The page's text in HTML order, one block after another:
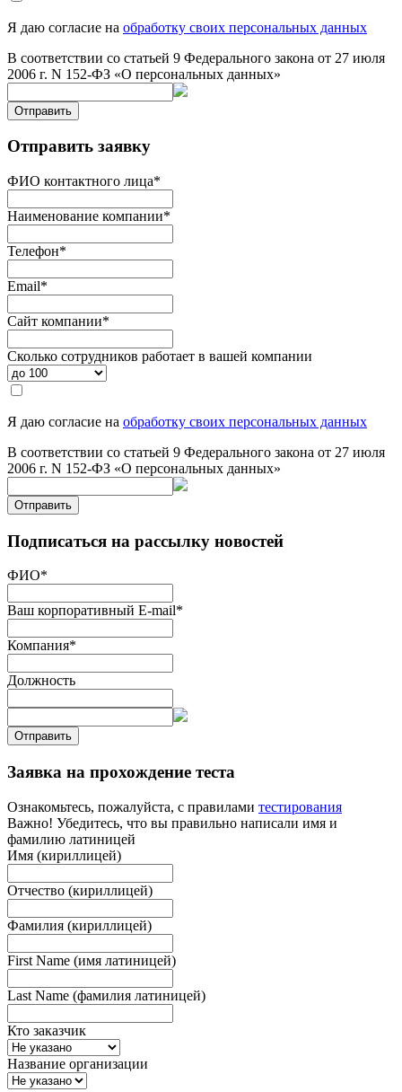
Я даю согласие на обработку своих персональных данных
В соответствии со статьей 9 Федерального закона от 27 июля
2006 г. N 152-ФЗ «О персональных данных»
Отправить
Отправить заявку
ФИО контактного лица*
Наименование компании*
Телефон*
Email*
Сайт компании*
Сколько сотрудников работает в вашей компании
Я даю согласие на обработку своих персональных данных
В соответствии со статьей 9 Федерального закона от 27 июля
2006 г. N 152-ФЗ «О персональных данных»
Отправить
Подписаться на рассылку новостей
ФИО*
Ваш корпоративный E-mail*
Компания*
Должность
Отправить
Заявка на прохождение теста
Ознакомьтесь, пожалуйста, с правилами тестирования
Важно! Убедитесь, что вы правильно написали имя и
фамилию латиницей
Имя (кириллицей)
Отчество (кириллицей)
Фамилия (кириллицей)
First Name (имя латиницей)
Last Name (фамилия латиницей)
Кто заказчик
Название организации